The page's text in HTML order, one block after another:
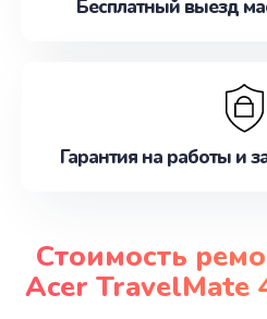
Бесплатный выезд
Гарантия на работы и
Стоимость
Acer TravelMate